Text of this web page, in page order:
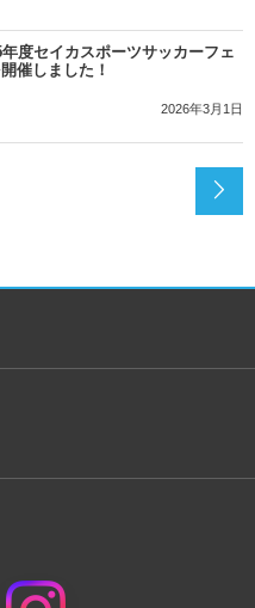
年度セイカスポーツサッカーフェ
催しました！
2026年3月1日